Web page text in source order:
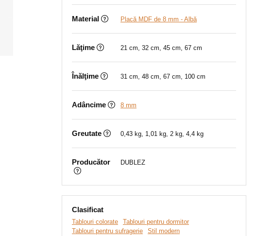
Material Placă MDF de 8 mm - Albă
Lăţime 21 cm, 32 cm, 45 cm, 67 cm
Înălţime 31 cm, 48 cm, 67 cm, 100 cm
Adâncime 8 mm
Greutate 0,43 kg, 1,01 kg, 2 kg, 4,4 kg
Producător DUBLEZ
Clasificat
Tablouri colorate
Tablouri pentru dormitor
Tablouri pentru sufragerie
Stil modern